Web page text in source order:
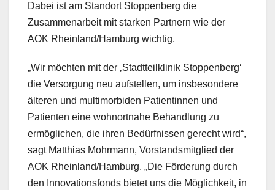
Dabei ist am Standort Stoppenberg die
Zusammenarbeit mit starken Partnern wie der
AOK Rheinland/Hamburg wichtig.
„Wir möchten mit der ‚Stadtteilklinik Stoppenberg‘
die Versorgung neu aufstellen, um insbesondere
älteren und multimorbiden Patientinnen und
Patienten eine wohnortnahe Behandlung zu
ermöglichen, die ihren Bedürfnissen gerecht wird“,
sagt Matthias Mohrmann, Vorstandsmitglied der
AOK Rheinland/Hamburg. „Die Förderung durch
den Innovationsfonds bietet uns die Möglichkeit, in